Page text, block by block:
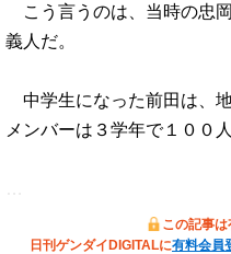
こう言うのは、当時の忠
義人だ。
中学生になった前田は、
メンバーは３学年で１００
この記事は
日刊ゲンダイDIGITALに有料会員